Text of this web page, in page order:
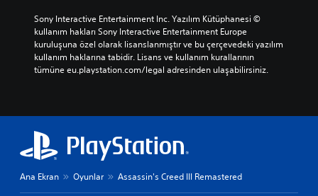
Sony Interactive Entertainment Inc. Yazılım Kütüphanesi ©
kullanım hakları Sony Interactive Entertainment Europe
kuruluşuna özel olarak lisanslanmıştır ve bu çerçevedeki yazılım
kullanım haklarına tabidir. Lisans ve kullanım kurallarının
tümüne eu.playstation.com/legal adresinden ulaşabilirsiniz.
Ana Ekran Oyunlar Assassin's Creed III Remastered